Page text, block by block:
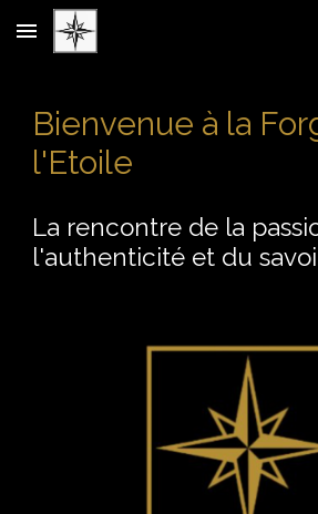
Skip to main content
Bienvenue à la
l'Etoile
La rencontre de la
l'authenticité et du